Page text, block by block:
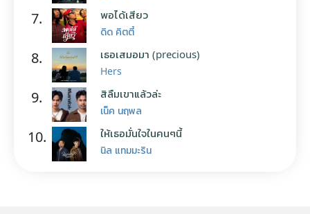
7. พอได้เสียว
ดิด คิตตี้
8. เธอเสมอมา (precious)
Hers
9. สิลืมเขาแล้วล่ะ
เน็ค นฤพล
10. ให้เธอมั่นใจในคนๆนี้
นิล แทมมะริน